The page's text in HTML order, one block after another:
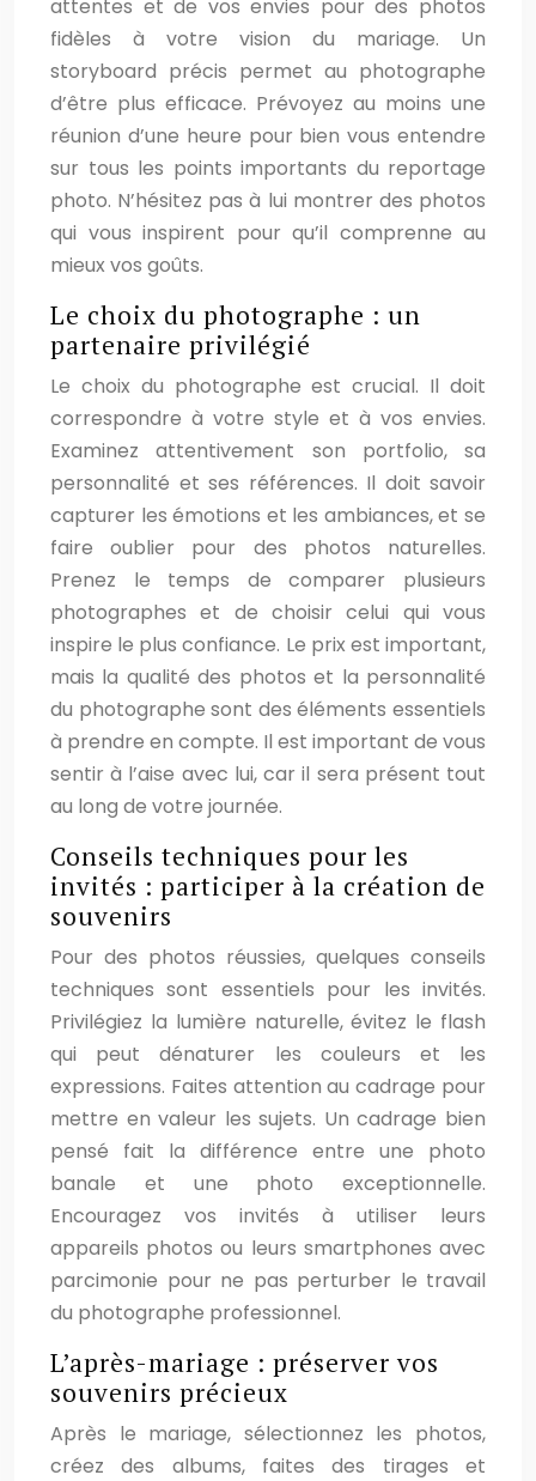
attentes et de vos envies pour des photos
fidèles à votre vision du mariage. Un
storyboard précis permet au photographe
d’être plus efficace. Prévoyez au moins une
réunion d’une heure pour bien vous entendre
sur tous les points importants du reportage
photo. N’hésitez pas à lui montrer des photos
qui vous inspirent pour qu’il comprenne au
mieux vos goûts.
Le choix du photographe : un
partenaire privilégié
Le choix du photographe est crucial. Il doit
correspondre à votre style et à vos envies.
Examinez attentivement son portfolio, sa
personnalité et ses références. Il doit savoir
capturer les émotions et les ambiances, et se
faire oublier pour des photos naturelles.
Prenez le temps de comparer plusieurs
photographes et de choisir celui qui vous
inspire le plus confiance. Le prix est important,
mais la qualité des photos et la personnalité
du photographe sont des éléments essentiels
à prendre en compte. Il est important de vous
sentir à l’aise avec lui, car il sera présent tout
au long de votre journée.
Conseils techniques pour les
invités : participer à la création de
souvenirs
Pour des photos réussies, quelques conseils
techniques sont essentiels pour les invités.
Privilégiez la lumière naturelle, évitez le flash
qui peut dénaturer les couleurs et les
expressions. Faites attention au cadrage pour
mettre en valeur les sujets. Un cadrage bien
pensé fait la différence entre une photo
banale et une photo exceptionnelle.
Encouragez vos invités à utiliser leurs
appareils photos ou leurs smartphones avec
parcimonie pour ne pas perturber le travail
du photographe professionnel.
L’après-mariage : préserver vos
souvenirs précieux
Après le mariage, sélectionnez les photos,
créez des albums, faites des tirages et